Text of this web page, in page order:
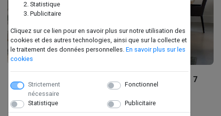
Statistique
Publicitaire
Cliquez sur ce lien pour en savoir plus sur notre utilisation des
cookies et des autres technologies, ainsi que sur la collecte et
le traitement des données personnelles. En savoir plus sur les
cookies
Strictement
nécessaire
Fonctionnel
Statistique Publicitaire
BELLFIRES - HORIZON BELL SMALL TUNNEL - 7